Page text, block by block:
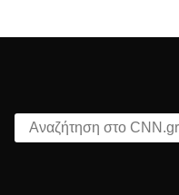
Αναζήτηση στο CNN.gr